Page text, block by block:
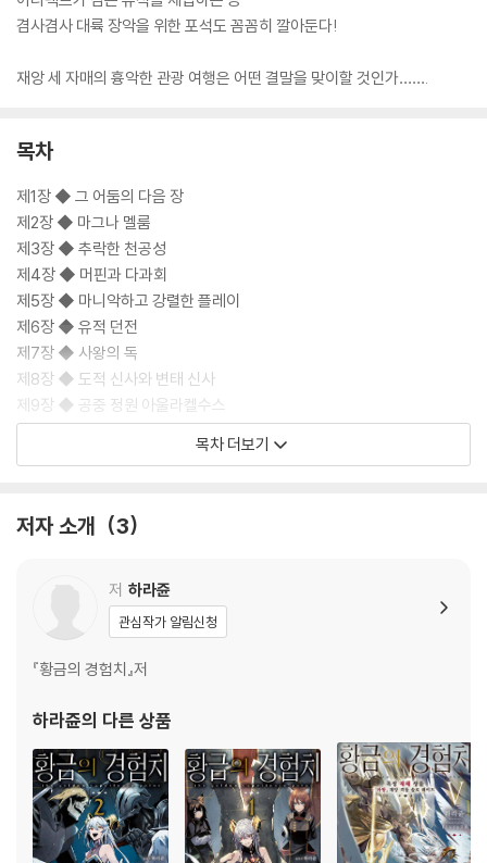
겸사겸사 대륙 장악을 위한 포석도 꼼꼼히 깔아둔다!
재앙 세 자매의 흉악한 관광 여행은 어떤 결말을 맞이할 것인가…….
목차
제1장 ◆ 그 어둠의 다음 장
제2장 ◆ 마그나 멜룸
제3장 ◆ 추락한 천공성
제4장 ◆ 머핀과 다과회
제5장 ◆ 마니악하고 강렬한 플레이
제6장 ◆ 유적 던전
제7장 ◆ 사왕의 독
제8장 ◆ 도적 신사와 변태 신사
제9장 ◆ 공중 정원 아울라켈수스
에필로그
목차 더보기
저자 소개 3
저 하라쥰
관심작가 알림신청
『황금의 경험치』저
하라쥰의 다른 상품